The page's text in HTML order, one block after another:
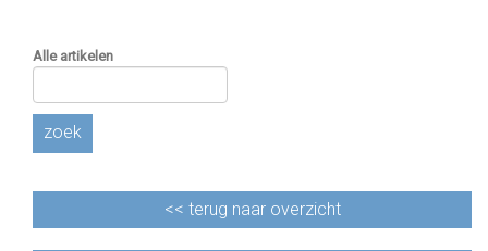
Alle artikelen
zoek
<< terug naar overzicht